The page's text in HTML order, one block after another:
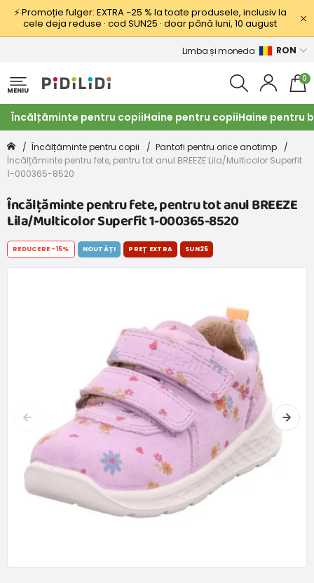
⚡ Promoție fulger: EXTRA −25 % la toate produsele, inclusiv la
cele deja reduse · cod SUN25 · doar până luni, 10 august
Limba și moneda RON
MENIU
0
Încălțăminte pentru copiiHaine pentru copiiHaine pentru
Încălțăminte pentru copii
Pantofi pentru orice anotimp
Încălțăminte pentru fete, pentru tot anul BREEZE Lila/Multicolor Superfit
1-000365-8520
Încălțăminte pentru fete, pentru tot anul BREEZE
Lila/Multicolor Superfit 1-000365-8520
REDUCERE -15% NOUTĂȚI PREȚ EXTRA SUN25